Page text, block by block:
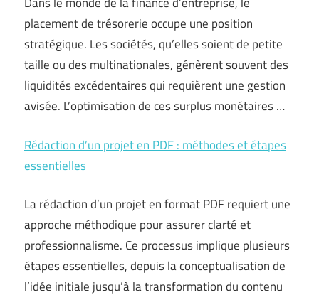
placement de trésorerie occupe une position
stratégique. Les sociétés, qu’elles soient de petite
taille ou des multinationales, génèrent souvent des
liquidités excédentaires qui requièrent une gestion
avisée. L’optimisation de ces surplus monétaires …
Rédaction d’un projet en PDF : méthodes et étapes
essentielles
La rédaction d’un projet en format PDF requiert une
approche méthodique pour assurer clarté et
professionnalisme. Ce processus implique plusieurs
étapes essentielles, depuis la conceptualisation de
l’idée initiale jusqu’à la transformation du contenu